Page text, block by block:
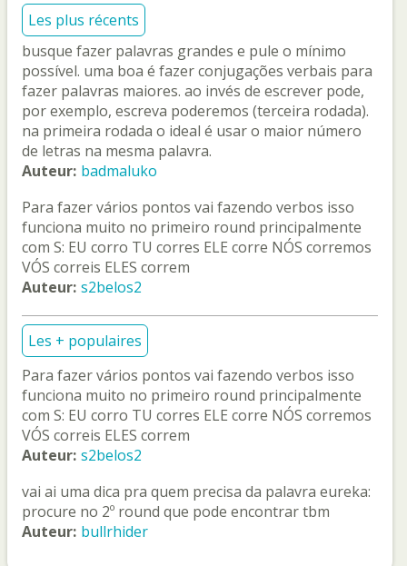
Les plus récents
busque fazer palavras grandes e pule o mínimo
possível. uma boa é fazer conjugações verbais para
fazer palavras maiores. ao invés de escrever pode,
por exemplo, escreva poderemos (terceira rodada).
na primeira rodada o ideal é usar o maior número
de letras na mesma palavra.
Auteur: badmaluko
Para fazer vários pontos vai fazendo verbos isso
funciona muito no primeiro round principalmente
com S: EU corro TU corres ELE corre NÓS corremos
VÓS correis ELES correm
Auteur: s2belos2
Les + populaires
Para fazer vários pontos vai fazendo verbos isso
funciona muito no primeiro round principalmente
com S: EU corro TU corres ELE corre NÓS corremos
VÓS correis ELES correm
Auteur: s2belos2
vai ai uma dica pra quem precisa da palavra eureka:
procure no 2º round que pode encontrar tbm
Auteur: bullrhider